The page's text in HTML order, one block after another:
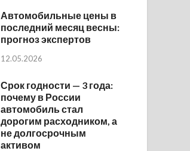
Автомобильные цены в
последний месяц весны:
прогноз экспертов
12.05.2026
Срок годности — 3 года:
почему в России
автомобиль стал
дорогим расходником, а
не долгосрочным
активом